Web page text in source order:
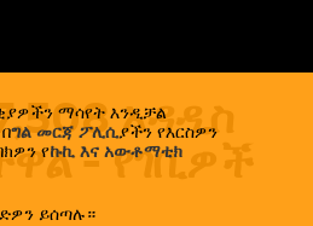
ማሳየት እንዲቻል
ግል መርጃ ፖሊሲያችን የእርስዎን
የኩኪ እና አውቶማቲክ
ይሰጣሉ።
አዳዲስ
- የገቢዎች